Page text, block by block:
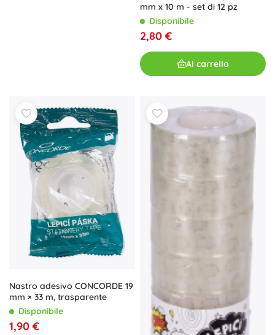
mm x 10 m - set di 12 pz
Disponibile
2,80 €
Al carrello
Nastro adesivo CONCORDE 19
mm × 33 m, trasparente
Disponibile
1,90 €